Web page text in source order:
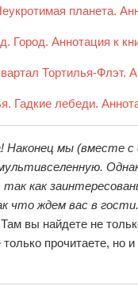
планета.
Город. Аннотация к
Тортилья-Флэт.
Гадкие лебеди.
мы (вместе с
как
что ждем вас в
вы найдете не
только прочитаете,